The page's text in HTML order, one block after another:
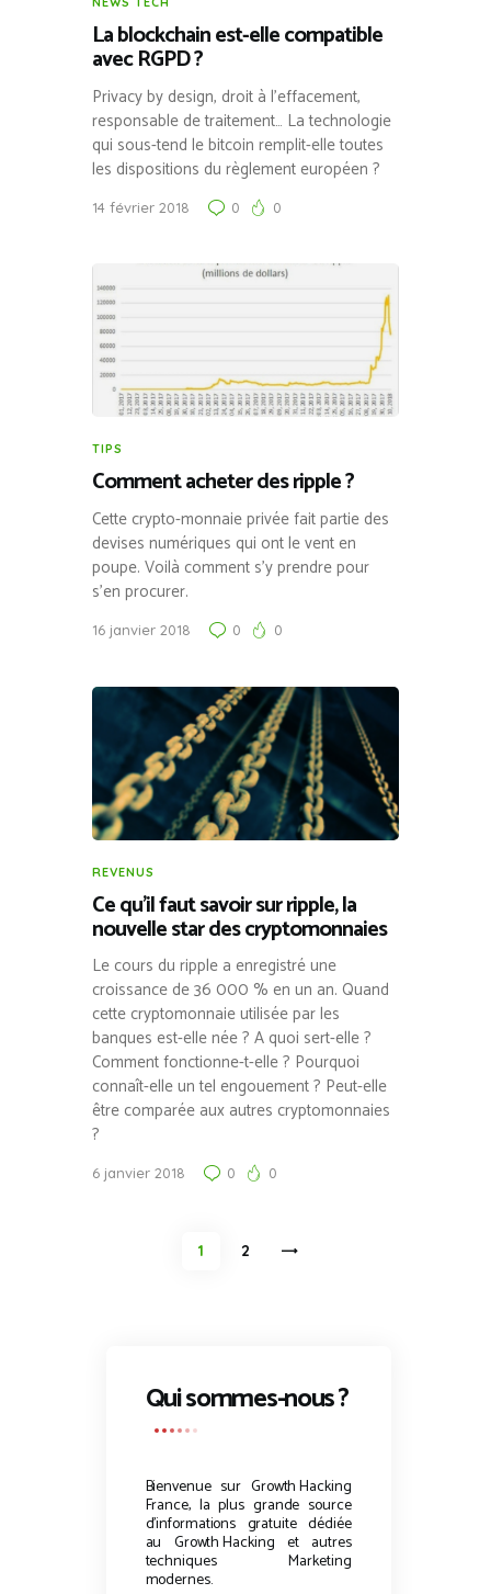
La blockchain est-elle compatible
avec RGPD ?
Privacy by design, droit à l’effacement,
responsable de traitement… La technologie
qui sous-tend le bitcoin remplit-elle toutes
les dispositions du règlement européen ?
14 février 2018 0 0
TIPS
Comment acheter des ripple ?
Cette crypto-monnaie privée fait partie des
devises numériques qui ont le vent en
poupe. Voilà comment s’y prendre pour
s’en procurer.
16 janvier 2018 0 0
REVENUS
Ce qu’il faut savoir sur ripple, la
nouvelle star des cryptomonnaies
Le cours du ripple a enregistré une
croissance de 36 000 % en un an. Quand
cette cryptomonnaie utilisée par les
banques est-elle née ? A quoi sert-elle ?
Comment fonctionne-t-elle ? Pourquoi
connaît-elle un tel engouement ? Peut-elle
être comparée aux autres cryptomonnaies
?
6 janvier 2018 0 0
PaginationPAGE
1 PAGE
2
Qui sommes-nous ?
Bienvenue sur Growth Hacking
France, la plus grande source
d’informations gratuite dédiée
au Growth Hacking et autres
techniques Marketing
modernes.